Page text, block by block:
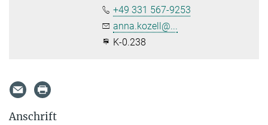
+49 331 567-9253
anna.kozell@...
K-0.238
Anschrift